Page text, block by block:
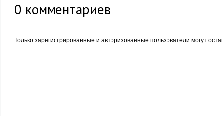
0 комментариев
Только зарегистрированные и авторизованные пользователи могут